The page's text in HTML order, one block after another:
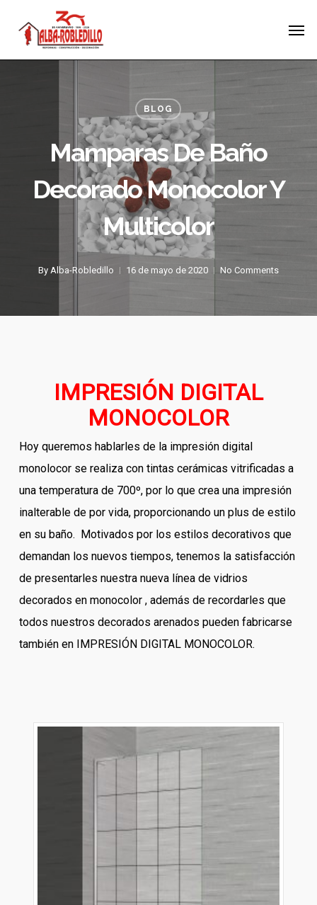
BLOG
Mamparas De Baño
Decorado Monocolor Y
Multicolor
By Alba-Robledillo 16 de mayo de 2020 No Comments
IMPRESIÓN DIGITAL
MONOCOLOR
Hoy queremos hablarles de la impresión digital
monolocor se realiza con tintas cerámicas vitrificadas a
una temperatura de 700º, por lo que crea una impresión
inalterable de por vida, proporcionando un plus de estilo
en su baño. Motivados por los estilos decorativos que
demandan los nuevos tiempos, tenemos la satisfacción
de presentarles nuestra nueva línea de vidrios
decorados en monocolor , además de recordarles que
todos nuestros decorados arenados pueden fabricarse
también en IMPRESIÓN DIGITAL MONOCOLOR.